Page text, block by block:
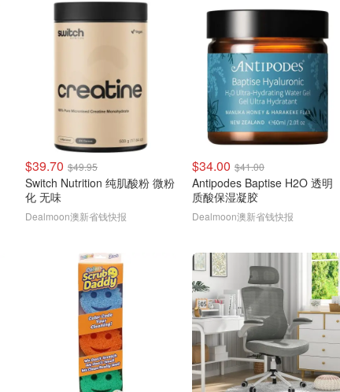
$39.70 $49.95
Switch Nutrition 纯肌酸粉 微粉
化 无味
Dealmoon澳新省钱快报
$34.00 $41.00
Antipodes Baptise H2O 透明
质酸保湿凝胶
Dealmoon澳新省钱快报